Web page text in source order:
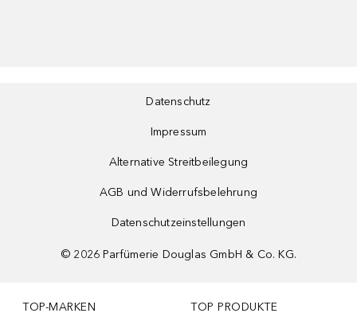
Datenschutz
Impressum
Alternative Streitbeilegung
AGB und Widerrufsbelehrung
Datenschutzeinstellungen
© 2026 Parfümerie Douglas GmbH & Co. KG.
TOP-MARKEN TOP PRODUKTE